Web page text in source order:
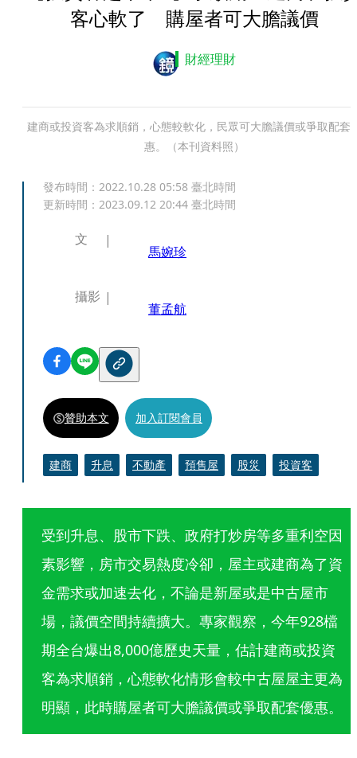
客心軟了 購屋者可大膽議價
財經理財
建商或投資客為求順銷，心態較軟化，民眾可大膽議價或爭取配套
惠。（本刊資料照）
發布時間： 2022.10.28 05:58 臺北時間
更新時間： 2023.09.12 20:44 臺北時間
文
馬婉珍
攝影
董孟航
贊助本文 加入訂閱會員
建商 升息 不動產 預售屋 股災 投資客
受到升息、股市下跌、政府打炒房等多重利空因
素影響，房市交易熱度冷卻，屋主或建商為了資
金需求或加速去化，不論是新屋或是中古屋市
場，議價空間持續擴大。專家觀察，今年928檔
期全台爆出8,000億歷史天量，估計建商或投資
客為求順銷，心態軟化情形會較中古屋屋主更為
明顯，此時購屋者可大膽議價或爭取配套優惠。